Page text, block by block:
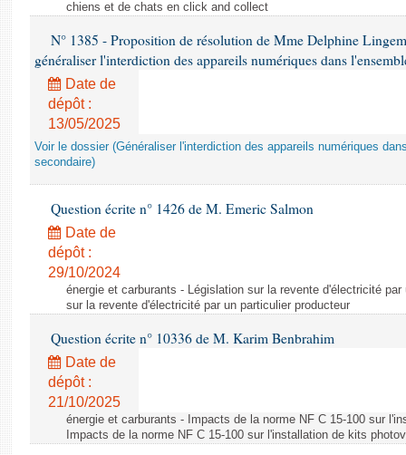
chiens et de chats en click and collect
N° 1385 - Proposition de résolution de Mme Delphine
généraliser l'interdiction des appareils numériques dans
Date de
dépôt :
13/05/2025
Voir le dossier (Généraliser l'interdiction des appareils numériques
secondaire)
Question écrite n° 1426 de M. Emeric Salmon
Date de
dépôt :
29/10/2024
énergie et carburants - Législation sur la revente d'électricité
sur la revente d'électricité par un particulier producteur
Question écrite n° 10336 de M. Karim Benbrahim
Date de
dépôt :
21/10/2025
énergie et carburants - Impacts de la norme NF C 15-100 sur
Impacts de la norme NF C 15-100 sur l'installation de kits